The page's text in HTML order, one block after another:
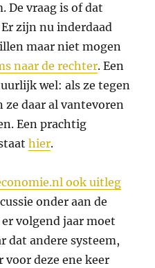
De vraag is of dat
zijn nu inderdaad
maar niet mogen
naar de rechter. Een
wel: als ze tegen
ze daar al vantevoren
Een prachtig
hier.
ook uitleg
onder aan de
volgend jaar moet
dat andere systeem,
deze ene keer